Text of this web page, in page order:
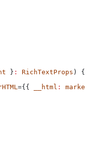
} : RichTextProps ) {
={{ __html :
marked